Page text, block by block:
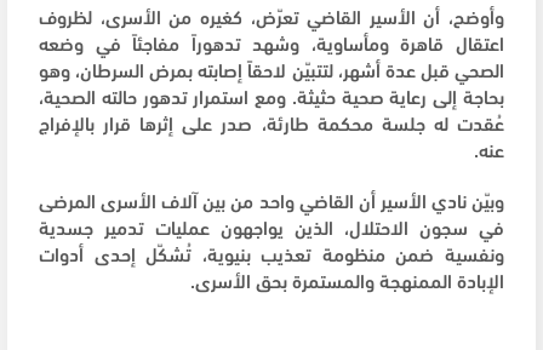
وأوضح، أن الأسير القاضي تعرّض، كغيره من الأسرى، لظروف
اعتقال قاهرة ومأساوية، وشهد تدهوراً مفاجئاً في وضعه
الصحي قبل عدة أشهر، لتتبيّن لاحقاً إصابته بمرض السرطان، وهو
بحاجة إلى رعاية صحية حثيثة. ومع استمرار تدهور حالته الصحية،
عُقدت له جلسة محكمة طارئة، صدر على إثرها قرار بالإفراج
عنه.
وبيّن نادي الأسير أن القاضي واحد من بين آلاف الأسرى المرضى
في سجون الاحتلال، الذين يواجهون عمليات تدمير جسدية
ونفسية ضمن منظومة تعذيب بنيوية، تُشكّل إحدى أدوات
الإبادة الممنهجة والمستمرة بحق الأسرى.